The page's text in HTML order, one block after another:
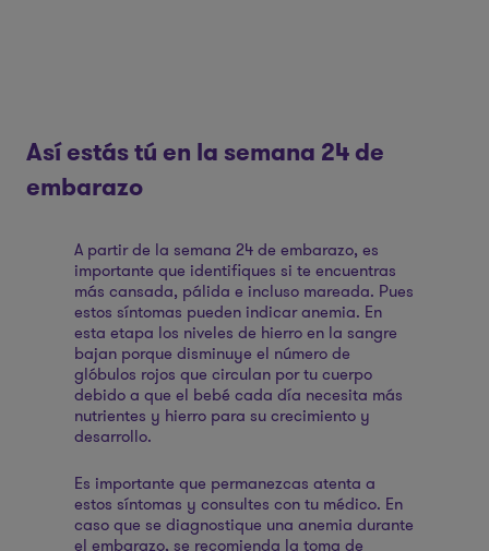
Así estás tú en la semana 24 de
embarazo
A partir de la semana 24 de embarazo, es
importante que identifiques si te encuentras
más cansada, pálida e incluso mareada. Pues
estos síntomas pueden indicar anemia. En
esta etapa los niveles de hierro en la sangre
bajan porque disminuye el número de
glóbulos rojos que circulan por tu cuerpo
debido a que el bebé cada día necesita más
nutrientes y hierro para su crecimiento y
desarrollo.
Es importante que permanezcas atenta a
estos síntomas y consultes con tu médico. En
caso que se diagnostique una anemia durante
el embarazo, se recomienda la toma de